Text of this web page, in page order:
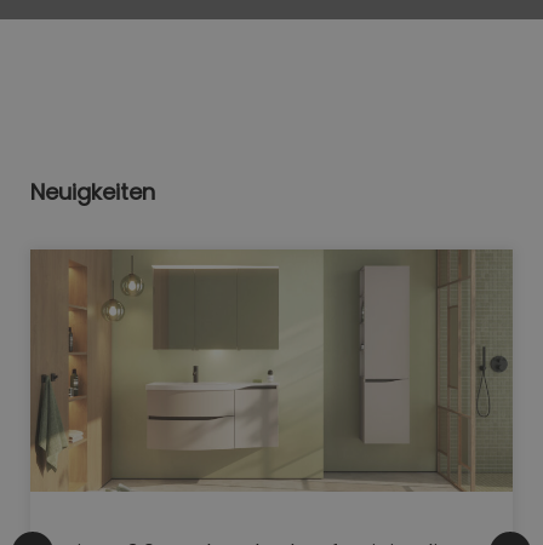
Neuigkeiten